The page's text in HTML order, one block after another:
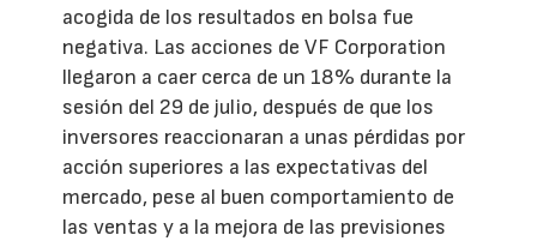
acogida de los resultados en bolsa fue
negativa. Las acciones de VF Corporation
llegaron a caer cerca de un 18% durante la
sesión del 29 de julio, después de que los
inversores reaccionaran a unas pérdidas por
acción superiores a las expectativas del
mercado, pese al buen comportamiento de
las ventas y a la mejora de las previsiones